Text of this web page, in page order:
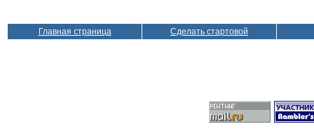
Главная страница Сделать стартовой